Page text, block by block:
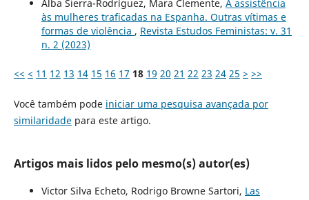
Alba Sierra-Rodríguez, Mara Clemente, A assistência
às mulheres traficadas na Espanha. Outras vítimas e
formas de violência , Revista Estudos Feministas: v. 31
n. 2 (2023)
<< < 11 12 13 14 15 16 17 18 19 20 21 22 23 24 25 > >>
Você também pode iniciar uma pesquisa avançada por
similaridadepara este artigo.
Artigos mais lidos pelo mesmo(s) autor(es)
Victor Silva Echeto, Rodrigo Browne Sartori, Las